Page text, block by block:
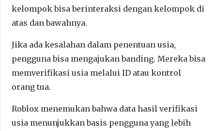
kelompok bisa berinteraksi dengan kelompok di
atas dan bawahnya.
Jika ada kesalahan dalam penentuan usia,
pengguna bisa mengajukan banding. Mereka bisa
memverifikasi usia melalui ID atau kontrol
orang tua.
Roblox menemukan bahwa data hasil verifikasi
usia menunjukkan basis pengguna yang lebih